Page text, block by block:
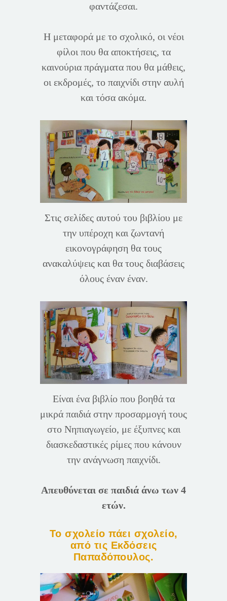
φαντάζεσαι.
Η μεταφορά με το σχολικό, οι νέοι
φίλοι που θα αποκτήσεις, τα
καινούρια πράγματα που θα μάθεις,
οι εκδρομές, το παιχνίδι στην αυλή
και τόσα ακόμα.
Στις σελίδες αυτού του βιβλίου με
την υπέροχη και ζωντανή
εικονογράφηση θα τους
ανακαλύψεις και θα τους διαβάσεις
όλους έναν έναν.
Είναι ένα βιβλίο που βοηθά τα
μικρά παιδιά στην προσαρμογή τους
στο Νηπιαγωγείο, με έξυπνες και
διασκεδαστικές ρίμες που κάνουν
την ανάγνωση παιχνίδι.
Απευθύνεται σε παιδιά άνω των 4
ετών.
Το σχολείο πάει σχολείο,
από τις Εκδόσεις
Παπαδόπουλος.